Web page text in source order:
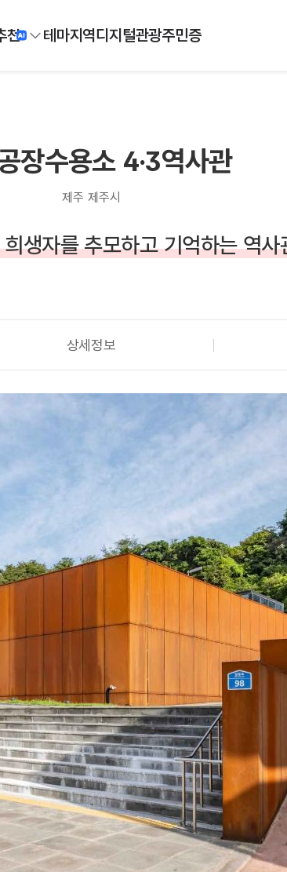
천 테마지역디지털관광주민증
장수용소 4·3역사관
제주 제주시
생자를 추모하고 기억하는 역사
상세정보